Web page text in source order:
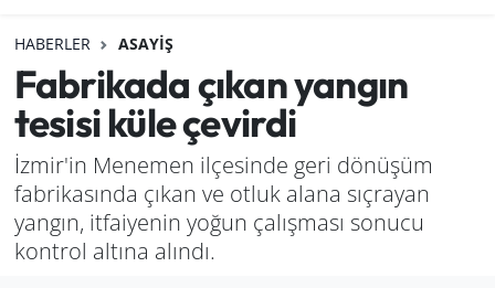
HABERLER ASAYIŞ
Fabrikada çıkan yangın
tesisi küle çevirdi
İzmir'in Menemen ilçesinde geri dönüşüm
fabrikasında çıkan ve otluk alana sıçrayan
yangın, itfaiyenin yoğun çalışması sonucu
kontrol altına alındı.
Genel
Haber
Izmir
Kütahya
Son Dakika Haberleri
Haber Arşivi